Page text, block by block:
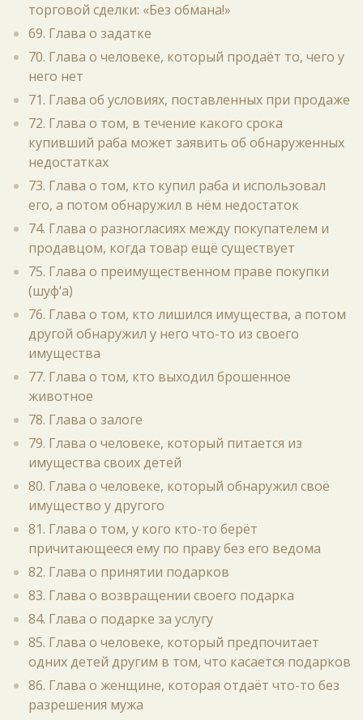
торговой сделки: «Без обмана!»
69. Глава о задатке
70. Глава о человеке, который продаёт то, чего у
него нет
71. Глава об условиях, поставленных при продаже
72. Глава о том, в течение какого срока
купивший раба может заявить об обнаруженных
недостатках
73. Глава о том, кто купил раба и использовал
его, а потом обнаружил в нём недостаток
74. Глава о разногласиях между покупателем и
продавцом, когда товар ещё существует
75. Глава о преимущественном праве покупки
(шуф‘а)
76. Глава о том, кто лишился имущества, а потом
другой обнаружил у него что-то из своего
имущества
77. Глава о том, кто выходил брошенное
животное
78. Глава о залоге
79. Глава о человеке, который питается из
имущества своих детей
80. Глава о человеке, который обнаружил своё
имущество у другого
81. Глава о том, у кого кто-то берёт
причитающееся ему по праву без его ведома
82. Глава о принятии подарков
83. Глава о возвращении своего подарка
84. Глава о подарке за услугу
85. Глава о человеке, который предпочитает
одних детей другим в том, что касается подарков
86. Глава о женщине, которая отдаёт что-то без
разрешения мужа